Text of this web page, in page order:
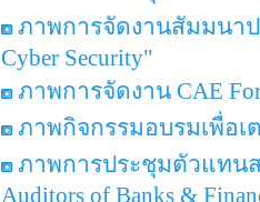
ภาพการจัดงานสัมมนาป
Cyber Security"
ภาพการจัดงาน CAE
ภาพกิจกรรมอบรมเพื่อเ
ภาพการประชุมตัวแทนส
Auditors of Banks &